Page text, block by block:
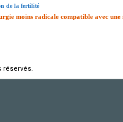
de la fertilité
moins radicale compatible avec
réservés.